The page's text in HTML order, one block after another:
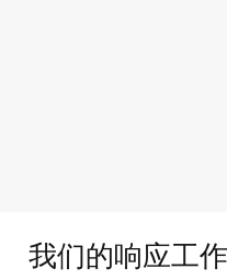
我们的响应工作